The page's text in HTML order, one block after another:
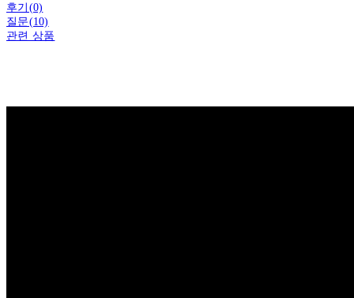
후기(0)
질문(10)
관련 상품